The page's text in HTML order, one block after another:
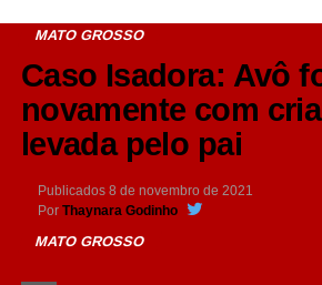
MATO GROSSO
Caso Isadora: Avô
novamente com
levada pelo pai
Publicados 8 de novembro de 2021
Por Thaynara Godinho
MATO GROSSO